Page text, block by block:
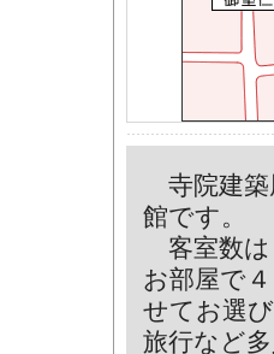
寺院建築
館です。
客室数は
お部屋で
せてお選
旅行など